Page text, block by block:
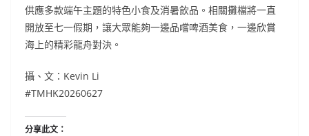
供應多款端午主題的特色小食及消暑飲品。相關攤檔將一直
開放至七一假期，讓大眾能夠一邊品嚐啤酒美食，一邊欣賞
海上的精彩龍舟對決。
攝、文：Kevin Li
#TMHK20260627
分享此文：